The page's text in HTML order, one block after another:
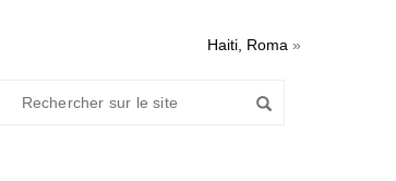
Haiti, Roma »